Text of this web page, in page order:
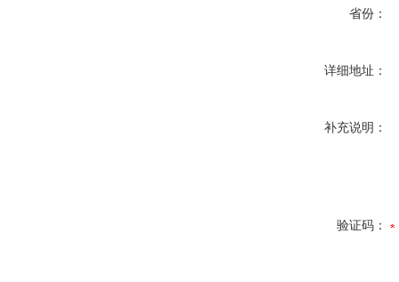
省份：
详细地址：
补充说明：
验证码：